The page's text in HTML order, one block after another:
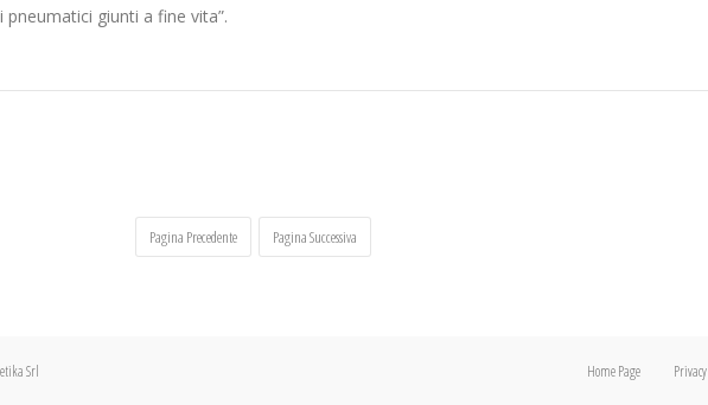
giunti a fine vita”.
Pagina Precedente Pagina Successiva
Home Page Privacy
Srl